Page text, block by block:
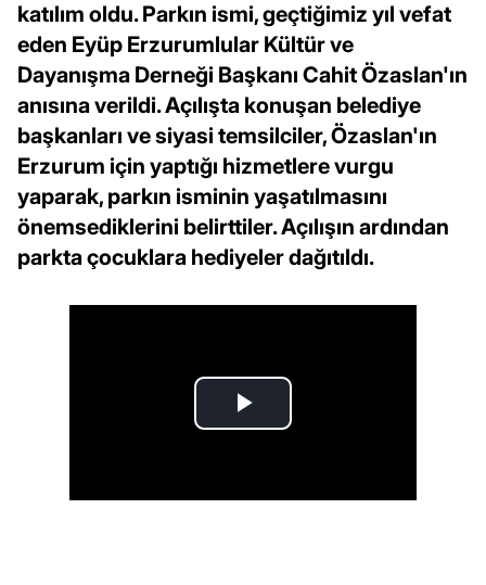
katılım oldu. Parkın ismi, geçtiğimiz yıl vefat
eden Eyüp Erzurumlular Kültür ve
Dayanışma Derneği Başkanı Cahit Özaslan'ın
anısına verildi. Açılışta konuşan belediye
başkanları ve siyasi temsilciler, Özaslan'ın
Erzurum için yaptığı hizmetlere vurgu
yaparak, parkın isminin yaşatılmasını
önemsediklerini belirttiler. Açılışın ardından
parkta çocuklara hediyeler dağıtıldı.